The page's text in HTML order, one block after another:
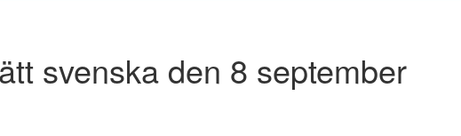
svenska den 8 september